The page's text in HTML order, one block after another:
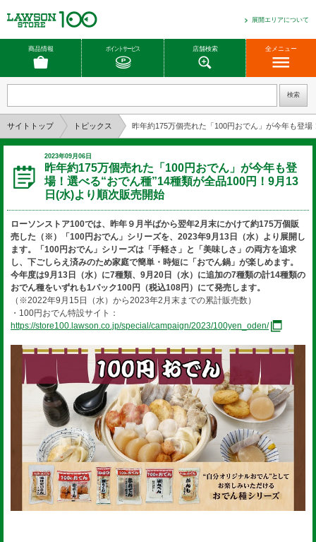
展開エリアについて
商品情報 ポイントサービス 店舗検索 全メニュー
サイトトップ トピックス 昨年約175万個売れた「100円おでん」が今年も登
2023年09月06日
昨年約175万個売れた「100円おでん」が今年も登
場！選べる“おでん種”14種類が全品100円！9月13
日(水)より順次販売開始
ローソンストア100では、昨年９月半ばから翌年2月末にかけて約175万個販
売した（※）「100円おでん」シリーズを、2023年9月13日（水）より展開し
ます。「100円おでん」シリーズは「手軽さ」と「美味しさ」の両方を追求
し、下ごしらえ済みのため家庭で簡単・時短に「おでん鍋」が楽しめます。
今年度は9月13日（水）に7種類、9月20日（水）に追加の7種類の計14種類の
おでん種をいずれも1パック100円（税込108円）にて発売します。
（※2022年9月15日（水）から2023年2月末までの累計販売数）
・100円おでん特設サイト：
https://store100.lawson.co.jp/special/campaign/2023/100yen_oden/